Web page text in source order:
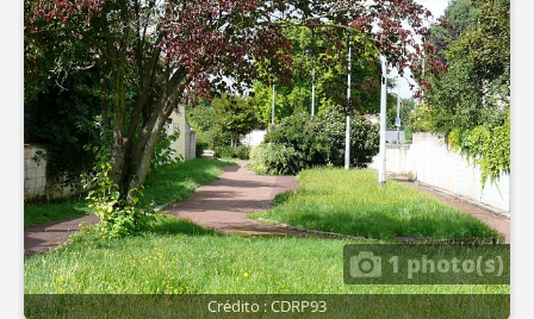
1 photo(s)
Crédito : CDRP93